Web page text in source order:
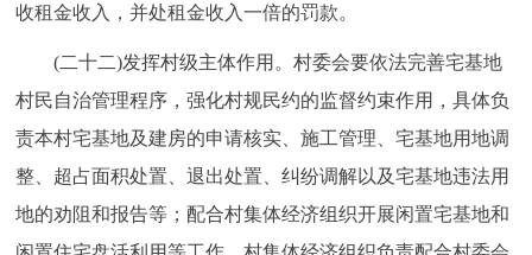
收租金收入，并处租金收入一倍的罚款。
(二十二)发挥村级主体作用。村委会要依法完善宅基地
村民自治管理程序，强化村规民约的监督约束作用，具体负
责本村宅基地及建房的申请核实、施工管理、宅基地用地调
整、超占面积处置、退出处置、纠纷调解以及宅基地违法用
地的劝阻和报告等；配合村集体经济组织开展闲置宅基地和